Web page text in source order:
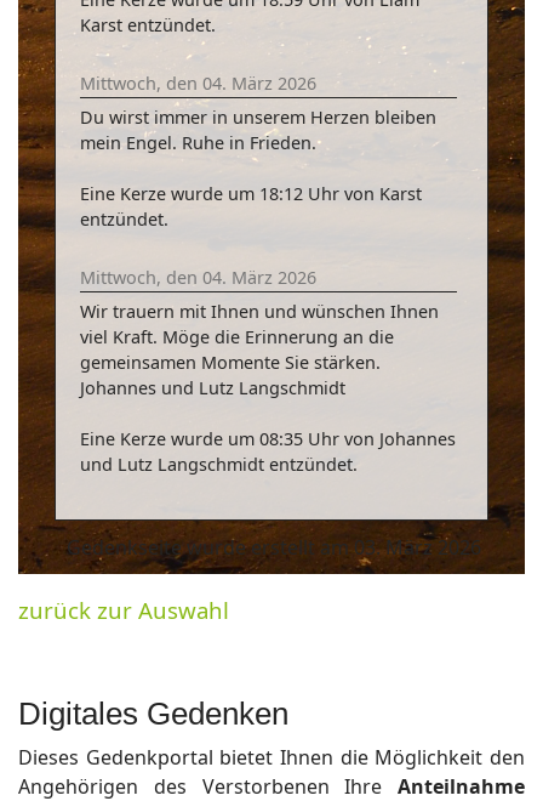
Karst entzündet.
Mittwoch, den 04. März 2026
Du wirst immer in unserem Herzen bleiben
mein Engel. Ruhe in Frieden.
Eine Kerze wurde um 18:12 Uhr von Karst
entzündet.
Mittwoch, den 04. März 2026
Wir trauern mit Ihnen und wünschen Ihnen
viel Kraft. Möge die Erinnerung an die
gemeinsamen Momente Sie stärken.
Johannes und Lutz Langschmidt
Eine Kerze wurde um 08:35 Uhr von Johannes
und Lutz Langschmidt entzündet.
Gedenkseite wurde erstellt am 03. März 2026
zurück zur Auswahl
Digitales Gedenken
Dieses Gedenkportal bietet Ihnen die Möglichkeit den
Angehörigen des Verstorbenen Ihre Anteilnahme